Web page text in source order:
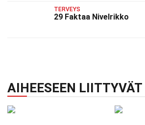
TERVEYS
29 Faktaa Nivelrikko
AIHEESEEN LIITTYVÄT